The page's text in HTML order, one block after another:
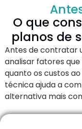
O que
planos de
Antes de contratar
analisar fatores
quanto os custos
técnica ajuda a
alternativa mais